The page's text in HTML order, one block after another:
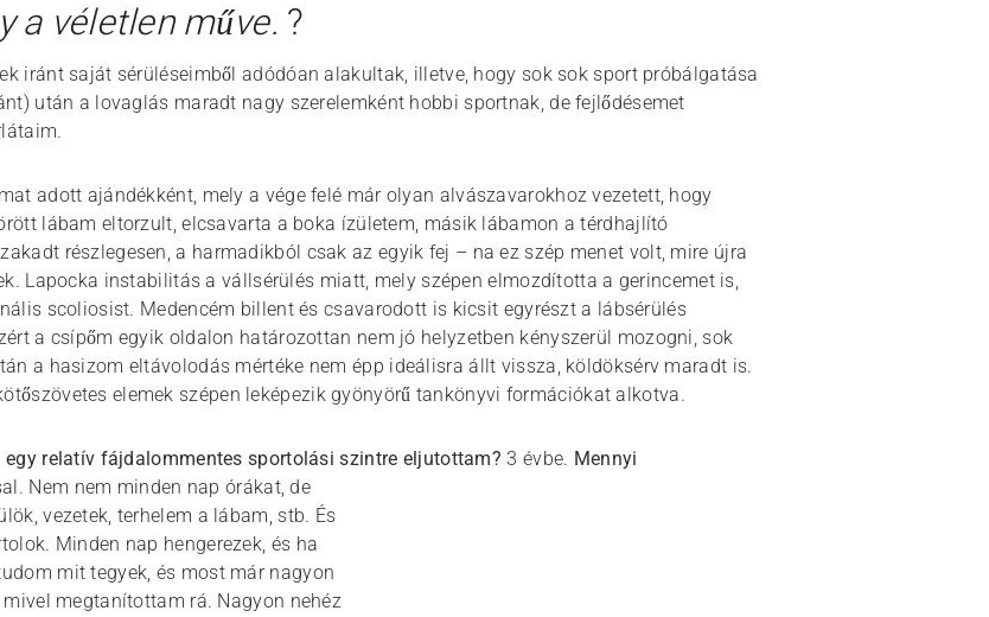
a véletlen műve. ?
iránt saját sérüléseimből adódóan alakultak, illetve, hogy sok sok sport próbálgatása
után a lovaglás maradt nagy szerelemként hobbi sportnak, de fejlődésemet
adott ajándékként, mely a vége felé már olyan alvászavarokhoz vezetett, hogy
lábam eltorzult, elcsavarta a boka ízületem, másik lábamon a térdhajlító
részlegesen, a harmadikból csak az egyik fej – na ez szép menet volt, mire újra
Lapocka instabilitás a vállsérülés miatt, mely szépen elmozdította a gerincemet is,
scoliosist. Medencém billent és csavarodott is kicsit egyrészt a lábsérülés
a csípőm egyik oldalon határozottan nem jó helyzetben kényszerül mozogni, sok
a hasizom eltávolodás mértéke nem épp ideálisra állt vissza, köldöksérv maradt is.
elemek szépen leképezik gyönyörű tankönyvi formációkat alkotva.
relatív fájdalommentes sportolási szintre eljutottam? 3 évbe. Mennyi
Nem nem minden nap órákat, de
vezetek, terhelem a lábam, stb. És
Minden nap hengerezek, és ha
mit tegyek, és most már nagyon
megtanítottam rá. Nagyon nehéz